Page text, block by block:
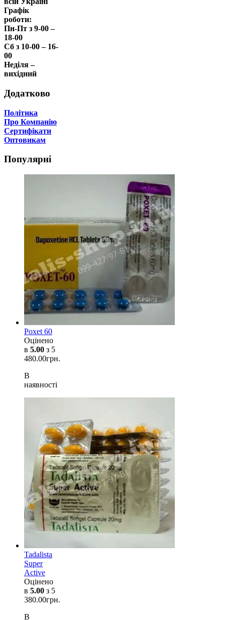
Графік
роботи:
Пн-Пт з 9-00 –
18-00
Сб з 10-00 – 16-
00
Неділя –
вихідний
Додатково
Політика
Про Компанію
Сертифікати
Оптовикам
Популярні
Poxet 60
Оцінено
в 5.00 з 5
480.00грн.
В
наявності
Tadalista
Super
Active
Оцінено
в 5.00 з 5
380.00грн.
В